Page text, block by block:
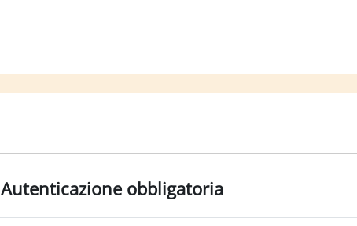
Autenticazione obbligatoria